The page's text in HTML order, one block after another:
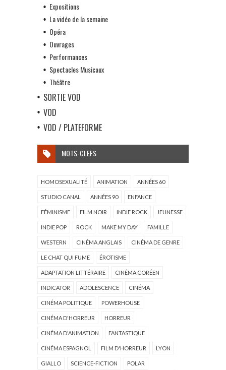
Expositions
La vidéo de la semaine
Opéra
Ouvrages
Performances
Spectacles Musicaux
Théâtre
SORTIE VOD
VOD
VOD / PLATEFORME
MOTS-CLEFS
HOMOSEXUALITÉ ANIMATION ANNÉES 60
STUDIO CANAL ANNÉES 90 ENFANCE
FÉMINISME FILM NOIR INDIE ROCK JEUNESSE
INDIE POP ROCK MAKE MY DAY FAMILLE
WESTERN CINÉMA ANGLAIS CINÉMA DE GENRE
LE CHAT QUI FUME ÉROTISME
ADAPTATION LITTÉRAIRE CINÉMA CORÉEN
INDICATOR ADOLESCENCE CINÉMA
CINÉMA POLITIQUE POWERHOUSE
CINÉMA D'HORREUR HORREUR
CINÉMA D'ANIMATION FANTASTIQUE
CINÉMA ESPAGNOL FILM D'HORREUR LYON
GIALLO SCIENCE-FICTION POLAR